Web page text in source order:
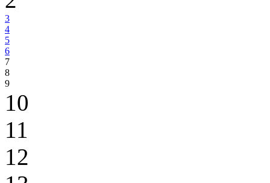
3
4
5
6
7
8
9
10
11
12